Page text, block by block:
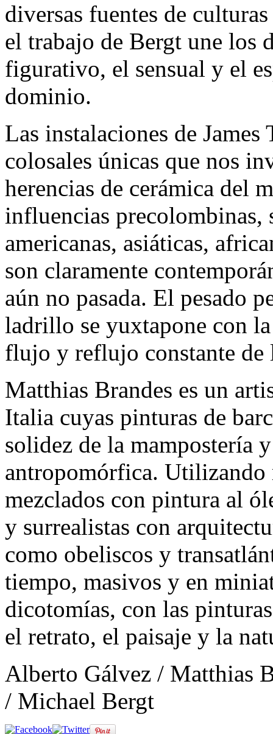
diversas fuentes de
el trabajo de Bergt une los
figurativo, el sensual y el
dominio.
Las instalaciones de
colosales únicas que nos
herencias de cerámica del
influencias precolombinas,
americanas, asiáticas,
son claramente
aún no pasada. El pesado
ladrillo se yuxtapone con
flujo y reflujo constante de
Matthias Brandes es un
Italia cuyas pinturas de
solidez de la mampostería
antropomórfica. Utilizando
mezclados con pintura al
y surrealistas con
como obeliscos y
tiempo, masivos y en
dicotomías, con las
el retrato, el paisaje y la
Alberto Gálvez / Matthias
/ Michael Bergt